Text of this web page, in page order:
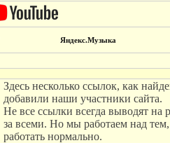
Яндекс.Музыка
Здесь несколько ссылок, как
добавили наши участники сайта.
Не все ссылки всегда выводят
за всеми. Но мы работаем над тем,
работать нормально.